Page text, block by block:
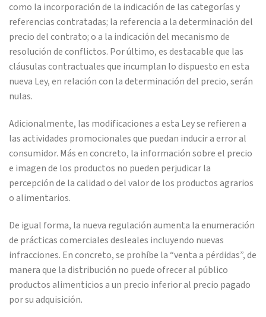
como la incorporación de la indicación de las categorías y
referencias contratadas; la referencia a la determinación del
precio del contrato; o a la indicación del mecanismo de
resolución de conflictos. Por último, es destacable que las
cláusulas contractuales que incumplan lo dispuesto en esta
nueva Ley, en relación con la determinación del precio, serán
nulas.
Adicionalmente, las modificaciones a esta Ley se refieren a
las actividades promocionales que puedan inducir a error al
consumidor. Más en concreto, la información sobre el precio
e imagen de los productos no pueden perjudicar la
percepción de la calidad o del valor de los productos agrarios
o alimentarios.
De igual forma, la nueva regulación aumenta la enumeración
de prácticas comerciales desleales incluyendo nuevas
infracciones. En concreto, se prohíbe la “venta a pérdidas”, de
manera que la distribución no puede ofrecer al público
productos alimenticios a un precio inferior al precio pagado
por su adquisición.